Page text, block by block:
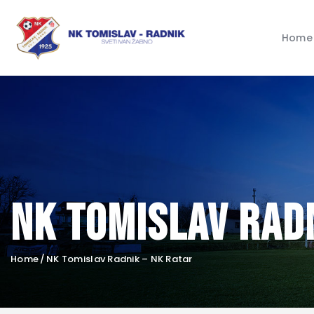
Home
NK Tomislav
Home NK Tomislav Radnik – NK Ratar